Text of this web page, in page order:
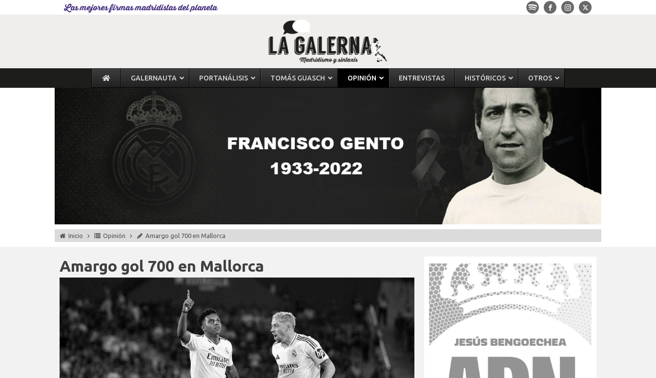
Las mejores firmas madridistas del planeta
GALERNAUTA PORTANÁLISIS TOMÁS GUASCH OPINIÓN ENTREVISTAS HISTÓRICOS OTROS
Inicio Opinión Amargo gol 700 en Mallorca
Amargo gol 700 en Mallorca